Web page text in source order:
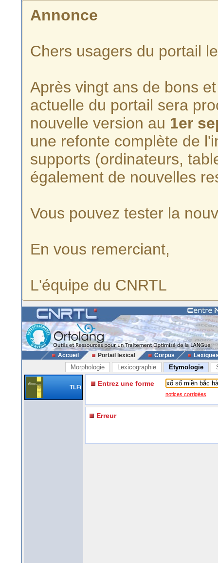
Annonce
Chers usagers du portail
Après vingt ans de bons
actuelle du portail sera
nouvelle version au 1er
une refonte complète de
supports (ordinateurs,
également de nouvelles
Vous pouvez tester la
En vous remerciant,
L'équipe du CNRTL
Accueil Portail lexical Corpus
Morphologie Lexicographie Etymologie
TLFi Entrez une forme
notices corrigées
Erreur